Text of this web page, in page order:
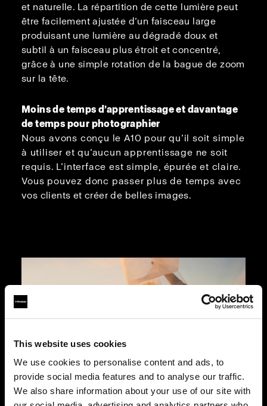
This website uses cookies
We use cookies to personalise content and ads, to
provide social media features and to analyse our traffic.
We also share information about your use of our site with
et naturelle. La répartition de cette lumière peut
être facilement ajustée d’un faisceau large
produisant une lumière au dégradé doux et
subtil à un faisceau plus étroit et concentré,
grâce à une simple rotation de la bague de zoom
sur la tête.
Moins de temps d’apprentissage et davantage
de temps pour photographier
Nous avons conçu le A10 pour qu’il soit simple
à utiliser et qu’aucun apprentissage ne soit
requis. L’interface est simple, épurée et claire.
Vous pouvez donc passer plus de temps avec
vos clients et créer de belles images.